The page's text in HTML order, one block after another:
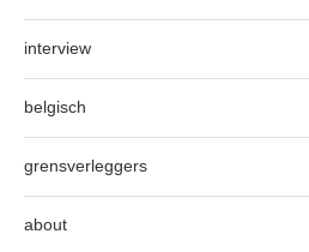
interview
belgisch
grensverleggers
about